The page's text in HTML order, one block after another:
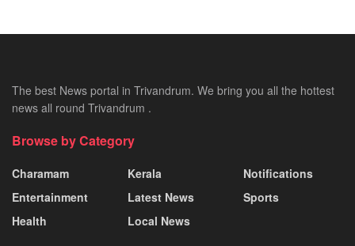
The best News portal in Trivandrum. We bring you all the hottest
news all round Trivandrum .
Browse by Category
Charamam
Entertainment
Health
Kerala
Latest News
Local News
Notifications
Sports